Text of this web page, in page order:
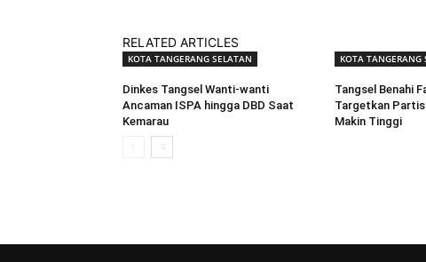
RELATED ARTICLES
KOTA TANGERANG SELATAN
Dinkes Tangsel Wanti-wanti
Ancaman ISPA hingga DBD Saat
Kemarau
KOTA TANGERANG
Tangsel Benahi
Targetkan
Makin Tinggi